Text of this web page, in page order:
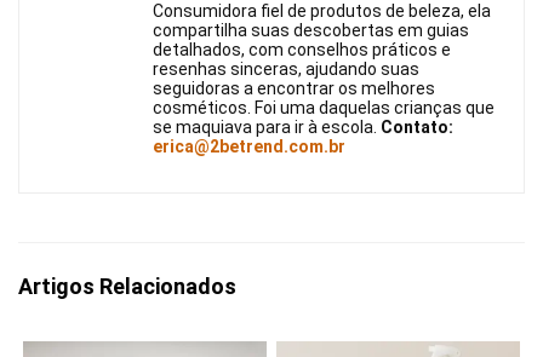
Consumidora fiel de produtos de beleza, ela
compartilha suas descobertas em guias
detalhados, com conselhos práticos e
resenhas sinceras, ajudando suas
seguidoras a encontrar os melhores
cosméticos. Foi uma daquelas crianças que
se maquiava para ir à escola. Contato:
erica@2betrend.com.br
Artigos Relacionados